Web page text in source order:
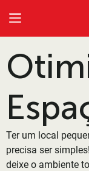
Ter um local
precisa ser
deixe o ambiente